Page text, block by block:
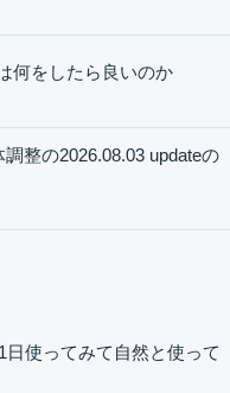
何をしたら良いのか
整の2026.08.03 updateの
使ってみて自然と使って